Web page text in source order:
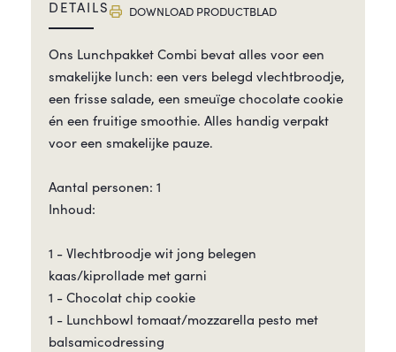
DETAILS DOWNLOAD PRODUCTBLAD
Ons Lunchpakket Combi bevat alles voor een
smakelijke lunch: een vers belegd vlechtbroodje,
een frisse salade, een smeuïge chocolate cookie
én een fruitige smoothie. Alles handig verpakt
voor een smakelijke pauze.
Aantal personen: 1
Inhoud:
1 - Vlechtbroodje wit jong belegen
kaas/kiprollade met garni
1 - Chocolat chip cookie
1 - Lunchbowl tomaat/mozzarella pesto met
balsamicodressing